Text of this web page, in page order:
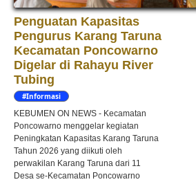
Penguatan Kapasitas
Pengurus Karang Taruna
Kecamatan Poncowarno
Digelar di Rahayu River
Tubing
#Informasi
KEBUMEN ON NEWS - Kecamatan
Poncowarno menggelar kegiatan
Peningkatan Kapasitas Karang Taruna
Tahun 2026 yang diikuti oleh
perwakilan Karang Taruna dari 11
Desa se-Kecamatan Poncowarno